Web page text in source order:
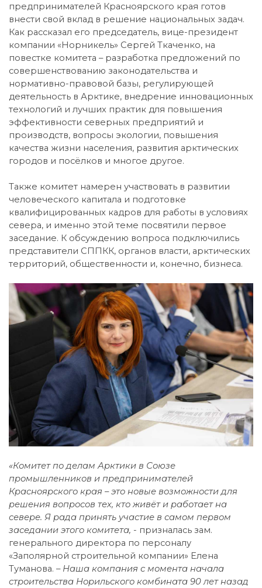
предпринимателей Красноярского края готов
внести свой вклад в решение национальных задач.
Как рассказал его председатель, вице-президент
компании «Норникель» Сергей Ткаченко, на
повестке комитета – разработка предложений по
совершенствованию законодательства и
нормативно-правовой базы, регулирующей
деятельность в Арктике, внедрение инновационных
технологий и лучших практик для повышения
эффективности северных предприятий и
производств, вопросы экологии, повышения
качества жизни населения, развития арктических
городов и посёлков и многое другое.
Также комитет намерен участвовать в развитии
человеческого капитала и подготовке
квалифицированных кадров для работы в условиях
севера, и именно этой теме посвятили первое
заседание. К обсуждению вопроса подключились
представители СППКК, органов власти, арктических
территорий, общественности и, конечно, бизнеса.
«Комитет по делам Арктики в Союзе
промышленников и предпринимателей
Красноярского края – это новые возможности для
решения вопросов тех, кто живёт и работает на
севере. Я рада принять участие в самом первом
заседании этого комитета, - призналась зам.
генерального директора по персоналу
«Заполярной строительной компании» Елена
Туманова. – Наша компания с момента начала
строительства Норильского комбината 90 лет назад